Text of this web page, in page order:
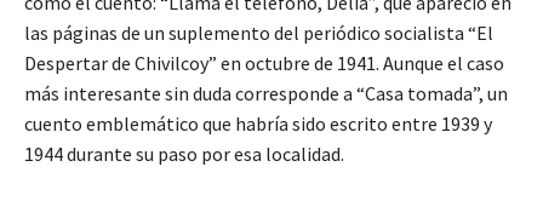
las páginas de un suplemento del periódico socialista “El
Despertar de Chivilcoy” en octubre de 1941. Aunque el caso
más interesante sin duda corresponde a “Casa tomada”, un
cuento emblemático que habría sido escrito entre 1939 y
1944 durante su paso por esa localidad.